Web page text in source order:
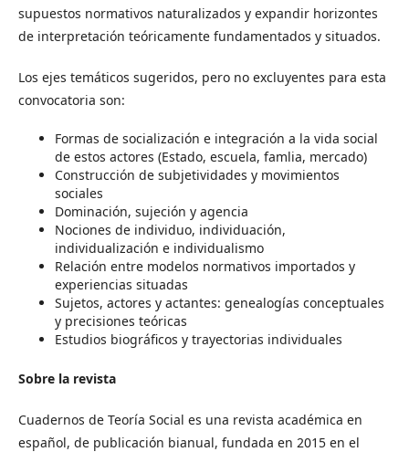
supuestos normativos naturalizados y expandir horizontes
de interpretación teóricamente fundamentados y situados.
Los ejes temáticos sugeridos, pero no excluyentes para esta
convocatoria son:
Formas de socialización e integración a la vida social
de estos actores (Estado, escuela, famlia, mercado)
Construcción de subjetividades y movimientos
sociales
Dominación, sujeción y agencia
Nociones de individuo, individuación,
individualización e individualismo
Relación entre modelos normativos importados y
experiencias situadas
Sujetos, actores y actantes: genealogías conceptuales
y precisiones teóricas
Estudios biográficos y trayectorias individuales
Sobre la revista
Cuadernos de Teoría Social es una revista académica en
español, de publicación bianual, fundada en 2015 en el